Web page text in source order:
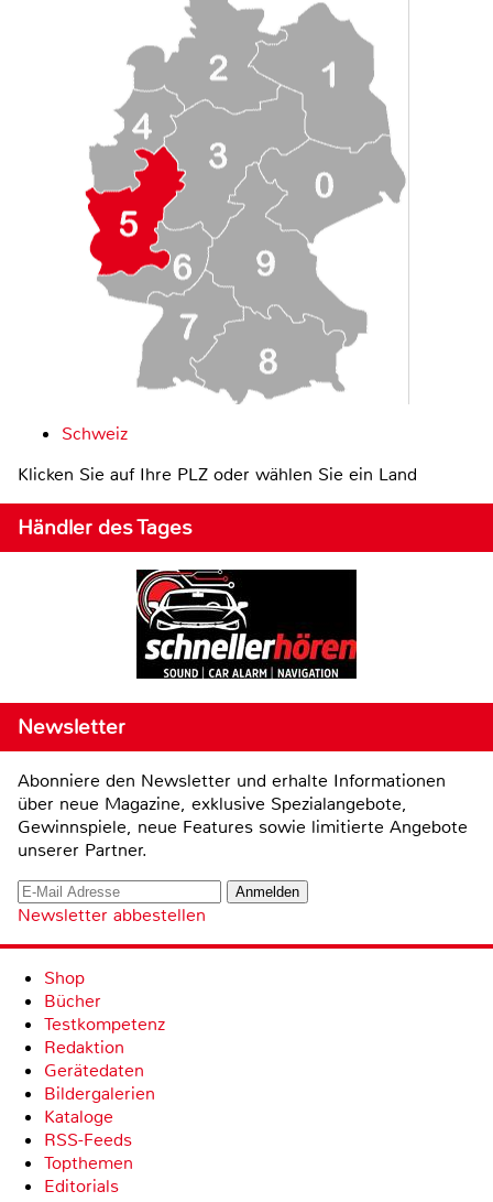
Schweiz
Klicken Sie auf Ihre PLZ oder wählen Sie ein Land
Händler des Tages
Newsletter
Abonniere den Newsletter und erhalte Informationen
über neue Magazine, exklusive Spezialangebote,
Gewinnspiele, neue Features sowie limitierte Angebote
unserer Partner.
Newsletter abbestellen
Shop
Bücher
Testkompetenz
Redaktion
Gerätedaten
Bildergalerien
Kataloge
RSS-Feeds
Topthemen
Editorials